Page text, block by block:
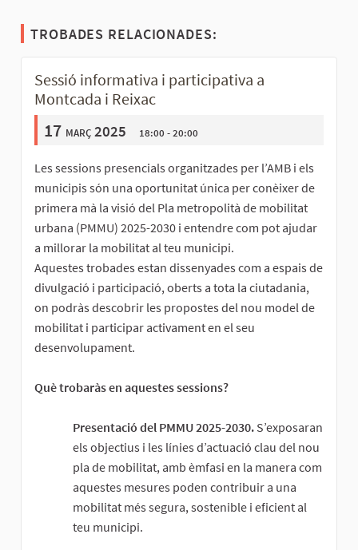
TROBADES RELACIONADES:
Sessió informativa i participativa a
Montcada i Reixac
17 març 2025 18:00 - 20:00
Les sessions presencials organitzades per l’AMB i els
municipis són una oportunitat única per conèixer de
primera mà la visió del Pla metropolità de mobilitat
urbana (PMMU) 2025-2030 i entendre com pot ajudar
a millorar la mobilitat al teu municipi.
Aquestes trobades estan dissenyades com a espais de
divulgació i participació, oberts a tota la ciutadania,
on podràs descobrir les propostes del nou model de
mobilitat i participar activament en el seu
desenvolupament.
Què trobaràs en aquestes sessions?
Presentació del PMMU 2025-2030. S’exposaran
els objectius i les línies d’actuació clau del nou
pla de mobilitat, amb èmfasi en la manera com
aquestes mesures poden contribuir a una
mobilitat més segura, sostenible i eficient al
teu municipi.